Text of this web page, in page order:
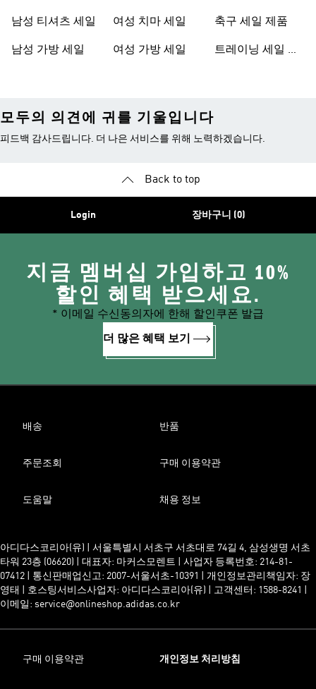
남성 티셔츠 세일
남성 가방 세일
여성 치마 세일
여성 가방 세일
축구 세일 제품
트레이닝 세일 제
모두의 의견에 귀를 기울입니다
피드백 감사드립니다. 더 나은 서비스를 위해 노력하겠습니다.
Back to top
Login 장바구니 (0)
지금 멤버십 가입하고 10%
할인 혜택 받으세요.
* 이메일 수신동의자에 한해 할인쿠폰 발급
더 많은 혜택 보기
배송 반품
주문조회 구매 이용약관
도움말 채용 정보
아디다스코리아(유) | 서울특별시 서초구 서초대로 74길 4, 삼성생명 서초
타워 23층 (06620) | 대표자: 마커스모렌트 | 사업자 등록번호: 214-81-
07412 | 통신판매업신고: 2007-서울서초-10391 | 개인정보관리책임자: 장
영태 | 호스팅서비스사업자: 아디다스코리아(유) | 고객센터: 1588-8241 |
이메일: service@onlineshop.adidas.co.kr
구매 이용약관 개인정보 처리방침